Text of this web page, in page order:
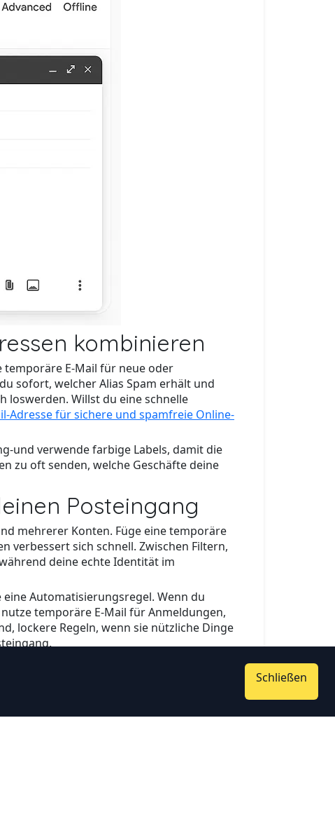
kombinieren
temporäre E-Mail für neue oder
sofort, welcher Alias Spam erhält und
loswerden. Willst du eine schnelle
Adresse für sichere und spamfreie Online-
und verwende farbige Labels, damit die
zu oft senden, welche Geschäfte deine
Posteingang
mehrerer Konten. Füge eine temporäre
verbessert sich schnell. Zwischen Filtern,
deine echte Identität im
eine Automatisierungsregel. Wenn du
temporäre E-Mail für Anmeldungen,
lockere Regeln, wenn sie nützliche Dinge
Schließen